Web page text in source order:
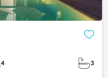
4
3